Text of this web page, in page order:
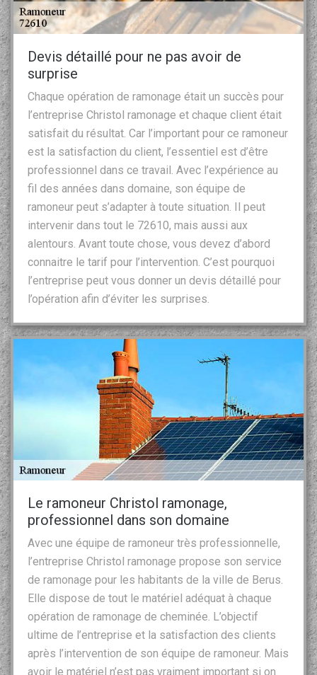
Devis détaillé pour ne pas avoir de
surprise
Chaque opération de ramonage était un succès pour
l’entreprise Christol ramonage et chaque client était
satisfait du résultat. Car l’important pour ce ramoneur
est la satisfaction du client, l’essentiel est d’être
professionnel dans ce travail. Avec l’expérience au
fil des années dans domaine, son équipe de
ramoneur peut s’adapter à toute situation. Il peut
intervenir dans tout le 72610, mais aussi aux
alentours. Avant toute chose, vous devez d’abord
connaitre le tarif pour l’intervention. C’est pourquoi
l’entreprise peut vous donner un devis détaillé pour
l’opération afin d’éviter les surprises.
Le ramoneur Christol ramonage,
professionnel dans son domaine
Avec une équipe de ramoneur très professionnelle,
l’entreprise Christol ramonage propose son service
de ramonage pour les habitants de la ville de Berus.
Elle dispose de tout le matériel adéquat à chaque
opération de ramonage de cheminée. L’objectif
ultime de l’entreprise et la satisfaction des clients
après l’intervention de son équipe de ramoneur. Mais
avoir le matériel n’est pas vraiment important si on